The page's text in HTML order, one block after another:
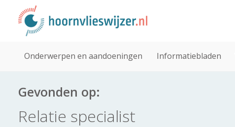
Onderwerpen en aandoeningen Informatiebladen
Gevonden op:
Relatie specialist